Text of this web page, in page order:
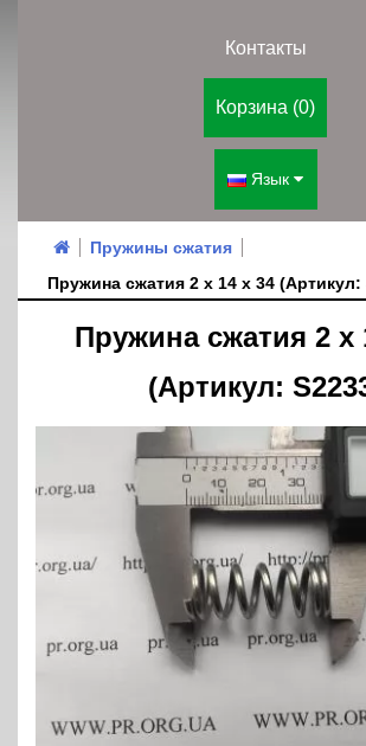
Контакты
Корзина (0)
Язык
Пружины сжатия
Пружина сжатия 2 х 14 х 34 (Артикул:
Пружина сжатия 2 х
(Артикул: